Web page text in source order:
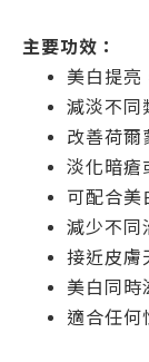
主要功效：
美白提亮
減淡不同
改善荷爾
淡化暗瘡
可配合
減少不同
接近皮膚
美白同
適合任何